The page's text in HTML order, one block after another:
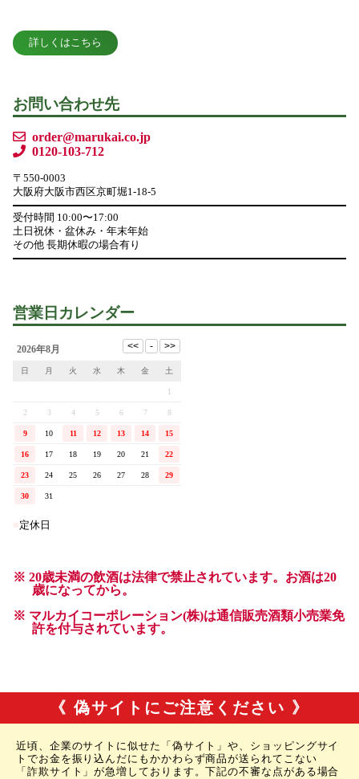
《 偽サイトにご注意ください 》
近頃、企業のサイトに似せた「偽サイト」や、ショッピングサイ
トでお金を振り込んだにもかかわらず商品が送られてこない
「詐欺サイト」が急増しております。下記の不審な点がある場合